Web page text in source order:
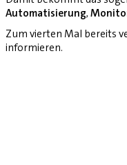
Automatisierung,
Zum vierten Mal bereits
informieren.